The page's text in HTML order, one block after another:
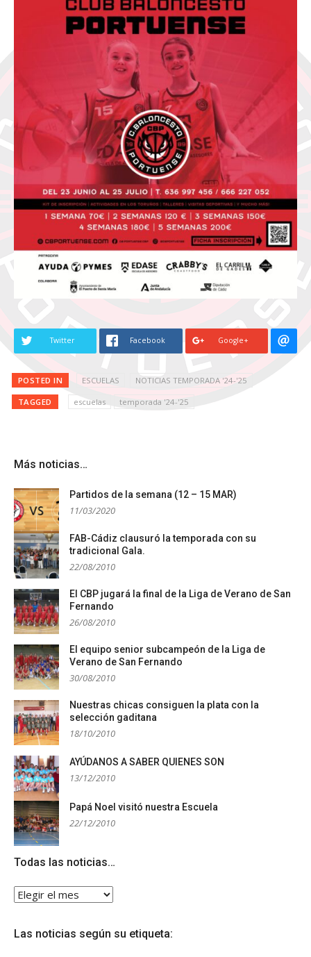
Twitter Facebook Google+
POSTED IN ESCUELAS NOTICIAS TEMPORADA '24-'25
TAGGED escuelas temporada '24-'25
Más noticias…
Partidos de la semana (12 – 15 MAR)
11/03/2020
FAB-Cádiz clausuró la temporada con su
tradicional Gala.
22/08/2010
El CBP jugará la final de la Liga de Verano de San
Fernando
26/08/2010
El equipo senior subcampeón de la Liga de
Verano de San Fernando
30/08/2010
Nuestras chicas consiguen la plata con la
selección gaditana
18/10/2010
AYÚDANOS A SABER QUIENES SON
13/12/2010
Papá Noel visitó nuestra Escuela
22/12/2010
Todas las noticias…
Todas
las
Las noticias según su etiqueta: